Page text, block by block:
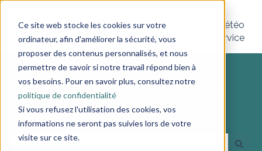
Ce site web stocke les cookies sur votre
ordinateur, afin d'améliorer la sécurité, vous
proposer des contenus personnalisés, et nous
permettre de savoir si notre travail répond bien à
vos besoins. Pour en savoir plus, consultez notre
politique de confidentialité
Si vous refusez l'utilisation des cookies, vos
informations ne seront pas suivies lors de votre
visite sur ce site.
Vos
applications
Afficher le sous-menu pour Vos
Vos
tickets
Usage
Météo
service
Posez votre question ci-
dessous